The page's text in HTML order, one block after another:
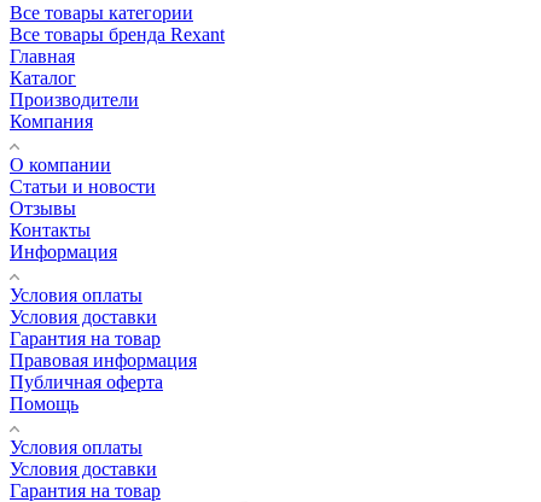
Все товары категории
Все товары бренда Rexant
Главная
Каталог
Производители
Компания
О компании
Статьи и новости
Отзывы
Контакты
Информация
Условия оплаты
Условия доставки
Гарантия на товар
Правовая информация
Публичная оферта
Помощь
Условия оплаты
Условия доставки
Гарантия на товар